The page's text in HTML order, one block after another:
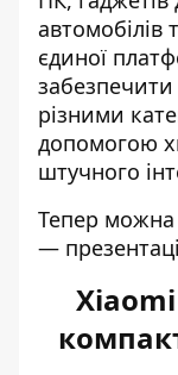
автомобілів
єдиної
різними
допомогою
штучного
Тепер можна
—